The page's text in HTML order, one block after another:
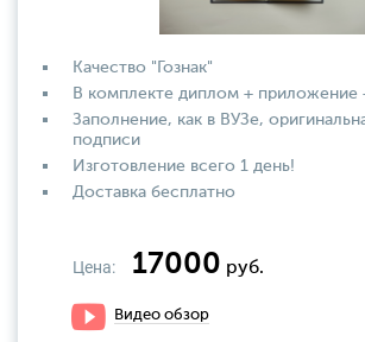
Качество "Гознак"
В комплекте диплом + приложение
Заполнение, как в ВУЗе,
подписи
Изготовление всего 1 день!
Доставка бесплатно
Цена: 17000 руб.
Видео обзор